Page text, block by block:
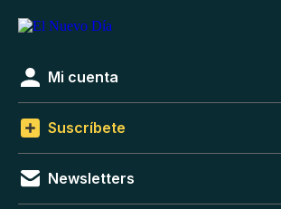
Mi cuenta
Suscríbete
Newsletters